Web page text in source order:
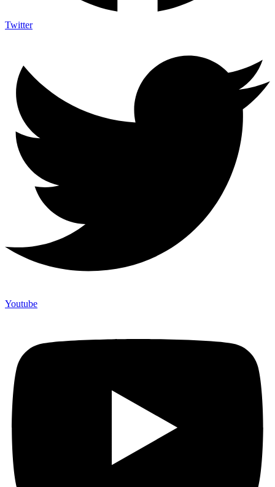
Twitter
Youtube